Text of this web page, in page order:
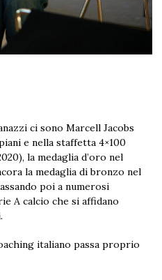
ci sono Marcell Jacobs
e nella staffetta 4×100
la medaglia d’oro nel
la medaglia di bronzo nel
poi a numerosi
A calcio che si affidano
italiano passa proprio